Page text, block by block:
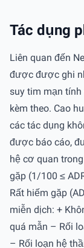
Tác dụng
Liên quan đến
được được ghi
suy tim mạn
kèm theo. Cao
các tác dụng
được báo cáo,
hệ cơ quan
gặp (1/100 ≤
Rất hiếm gặp
miễn dịch: +
quá mẫn – Rối
– Rối loạn hệ